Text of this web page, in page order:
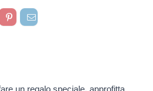
un regalo speciale, approfitta